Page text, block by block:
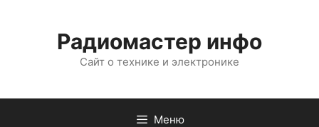
содержимомуРадиомастер инфо
Сайт о технике и электронике
Меню